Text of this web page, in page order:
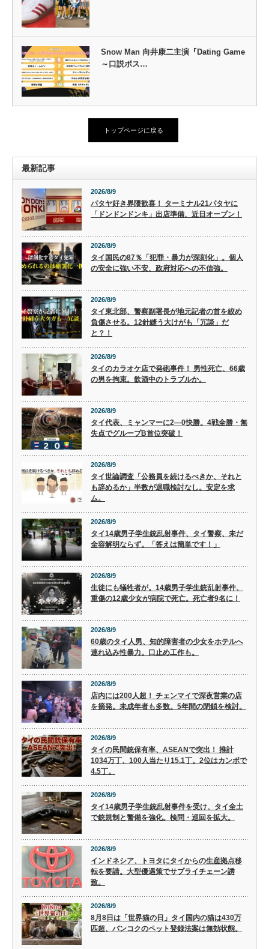
Snow Man 向井康二主演『Dating Game
～口説ボス…
トップページに戻る
最新記事
2026/8/9
パタヤ好き界隈歓喜！ ターミナル21パタヤに
「ドンドンドンキ」出店準備、近日オープン！
2026/8/9
タイ国民の87％「犯罪・暴力が深刻化」。個人
の安全に強い不安、政府対応への不信強。
2026/8/9
タイ東北部、警察副署長が地元記者の首を絞め
負傷させる。12針縫う大けがも「冗談」だ
と？！
2026/8/9
タイのカラオケ店で発砲事件！ 男性死亡、66歳
の男を拘束。飲酒中のトラブルか。
2026/8/9
タイ代表、ミャンマーに2―0快勝。4戦全勝・無
失点でグループB首位突破！
2026/8/9
タイ世論調査「公務員を続けるべきか、それと
も辞めるか」半数が退職検討なし。安定を求
ム。
2026/8/9
タイ14歳男子学生銃乱射事件、タイ警察、未だ
全容解明ならず。「答えは簡単です！」
2026/8/9
生徒にも犠牲者が。14歳男子学生銃乱射事件、
重傷の12歳少女が病院で死亡。死亡者9名に！
2026/8/9
60歳のタイ人男、知的障害者の少女をホテルへ
連れ込み性暴力。口止め工作も。
2026/8/9
店内には200人超！ チェンマイで深夜営業の店
を摘発。未成年者も多数。5年間の閉鎖を検討。
2026/8/9
タイの民間銃保有率、ASEANで突出！ 推計
1034万丁、100人当たり15.1丁。2位はカンボで
4.5丁。
2026/8/9
タイ14歳男子学生銃乱射事件を受け、タイ全土
で銃規制と警備を強化。検問・巡回を拡大。
2026/8/9
インドネシア、トヨタにタイからの生産拠点移
転を要請。大型優遇策でサプライチェーン誘
致。
2026/8/9
8月8日は「世界猫の日」タイ国内の猫は430万
匹超、バンコクのペット登録法案は無効状態。